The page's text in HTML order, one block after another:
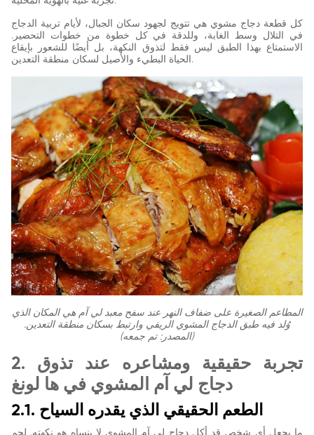
كل قطعة دجاج مشوي هي تتويج لجهود سكان الجبال، لأيام تربية الدجاج
في التلال وسط الغابة، وللدقة في كل خطوة من خطوات التحضير.
الاستمتاع بهذا الطبق ليس فقط لتذوق النكهة، بل أيضًا للشعور بإيقاع
الحياة البطيء والأصيل لسكان منطقة التعدين.
المطاعم الصغيرة على ضفاف النهر عند سفح معبد لي آم هي المكان الذي
وُلد فيه طبق الدجاج المشوي الريفي وارتبط بسكان منطقة التعدين.
(المصدر: تم جمعه)
2. تجربة حقيقية ومشاعره عند تذوق
دجاج لي آم المشوي في ها لونغ
2.1. الطعم الحقيقي الذي يقدره السياح